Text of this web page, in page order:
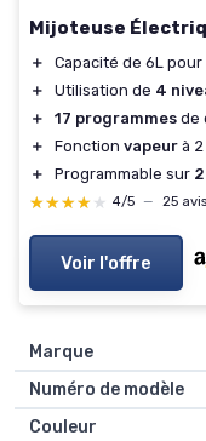
Mijoteuse
＋
Capacité de 6L
＋
Utilisation de 4
＋
17 programmes de
＋
Fonction vapeur à
＋
Programmable sur
★★★★★
★★★★★ 4/5 — 25 avis
Voir l'offre
Marque
Numéro de modèle
Couleur